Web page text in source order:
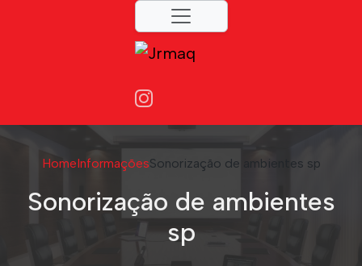
HomeInformaçõesSonorização de ambientes sp
Sonorização de ambientes
sp